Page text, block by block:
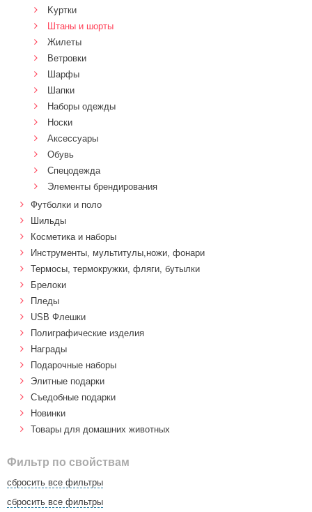
Kуртки
Штаны и шорты
Жилеты
Ветровки
Шарфы
Шапки
Наборы одежды
Носки
Аксессуары
Обувь
Спецодежда
Элементы брендирования
Футболки и поло
Шильды
Косметика и наборы
Инструменты, мультитулы,ножи, фонари
Термосы, термокружки, фляги, бутылки
Брелоки
Пледы
USB Флешки
Полиграфические изделия
Награды
Подарочные наборы
Элитные подарки
Cъедобные подарки
Новинки
Товары для домашних животных
Фильтр по свойствам
сбросить все фильтры
сбросить все фильтры